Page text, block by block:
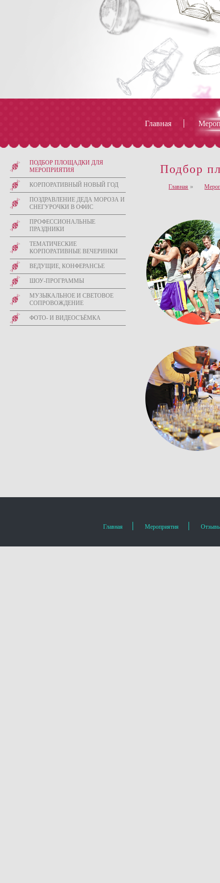
Главная
Компания «Событие» - праздничное агентство полного цикла, которое
проведение ни с чем не сравнимых, неординарных праздничных и деловых
ПОДБОР ПЛОЩАДКИ ДЛЯ
МЕРОПРИЯТИЯ
КОРПОРАТИВНЫЙ НОВЫЙ ГОД
ПОЗДРАВЛЕНИЕ ДЕДА МОРОЗА И
СНЕГУРОЧКИ В ОФИС
ПРОФЕССИОНАЛЬНЫЕ
ПРАЗДНИКИ
ТЕМАТИЧЕСКИЕ
КОРПОРАТИВНЫЕ ВЕЧЕРИНКИ
ВЕДУЩИЕ, КОНФЕРАНСЬЕ
ШОУ-ПРОГРАММЫ
МУЗЫКАЛЬНОЕ И СВЕТОВОЕ
СОПРОВОЖДЕНИЕ
ФОТО- И ВИДЕОСЪЁМКА
Подбор
Главная »
Главная Мероприятия